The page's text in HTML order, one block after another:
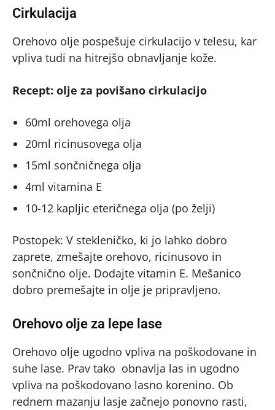
Cirkulacija
Orehovo olje pospešuje cirkulacijo v telesu, kar
vpliva tudi na hitrejšo obnavljanje kože.
Recept: olje za povišano cirkulacijo
60ml orehovega olja
20ml ricinusovega olja
15ml sončničnega olja
4ml vitamina E
10-12 kapljic eteričnega olja (po želji)
Postopek: V stekleničko, ki jo lahko dobro
zaprete, zmešajte orehovo, ricinusovo in
sončnično olje. Dodajte vitamin E. Mešanico
dobro premešajte in olje je pripravljeno.
Orehovo olje za lepe lase
Orehovo olje ugodno vpliva na poškodovane in
suhe lase. Prav tako obnavlja las in ugodno
vpliva na poškodovano lasno korenino. Ob
rednem mazanju lasje začnejo ponovno rasti,